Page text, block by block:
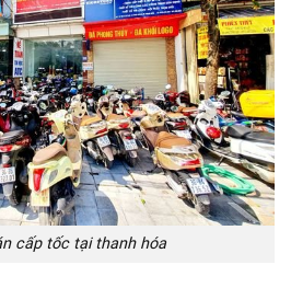
cấp tốc tại thanh hóa